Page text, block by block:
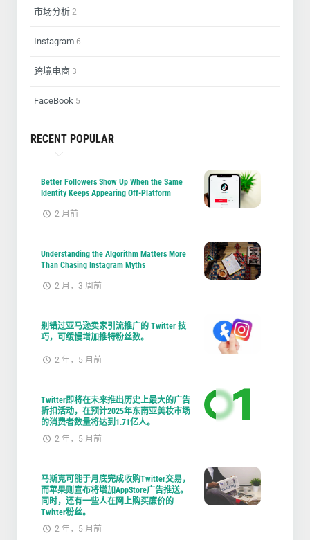
市场分析 2
Instagram 6
跨境电商 3
FaceBook 5
RECENT POPULAR
Better Followers Show Up When the Same
Identity Keeps Appearing Off-Platform
2 月前
Understanding the Algorithm Matters More
Than Chasing Instagram Myths
2 月，3 周前
别错过亚马逊卖家引流推广的 Twitter 技
巧，可缓慢增加推特粉丝数。
2 年，5 月前
Twitter即将在未来推出历史上最大的广告
折扣活动，在预计2025年东南亚美妆市场
的消费者数量将达到1.71亿人。
2 年，5 月前
马斯克可能于月底完成收购Twitter交易，
而苹果则宣布将增加AppStore广告推送。
同时，还有一些人在网上购买廉价的
Twitter粉丝。
2 年，5 月前